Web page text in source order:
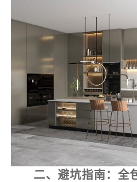
二、避坑指南：全